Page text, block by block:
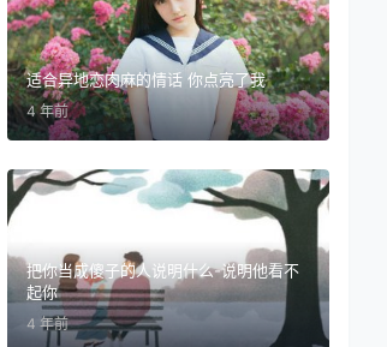
适合异地恋肉麻的情话 你点亮了我
4 年前
把你当成傻子的人说明什么-说明他看不
起你
4 年前